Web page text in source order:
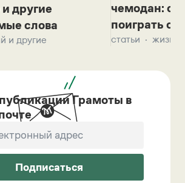
другие
слова
и другие
чемодан:
поиграть с
статьи жизнь
Грамоты в
Подписаться